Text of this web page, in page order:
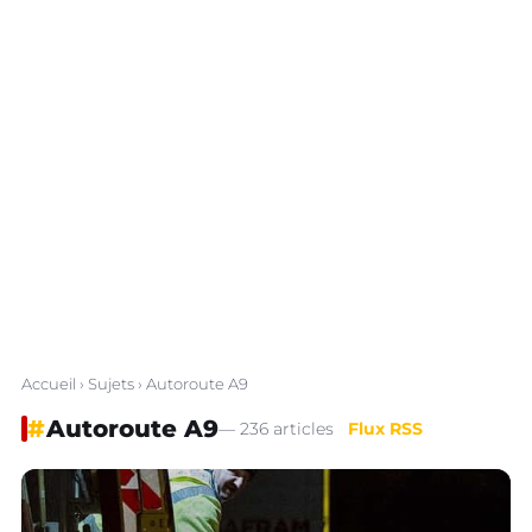
Accueil › Sujets› Autoroute A9
#Autoroute A9— 236 articles Flux RSS